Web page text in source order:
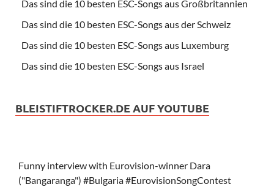
Das sind die 10 besten ESC-Songs aus Großbritannien
Das sind die 10 besten ESC-Songs aus der Schweiz
Das sind die 10 besten ESC-Songs aus Luxemburg
Das sind die 10 besten ESC-Songs aus Israel
BLEISTIFTROCKER.DE AUF YOUTUBE
Funny interview with Eurovision-winner Dara
("Bangaranga") #Bulgaria #EurovisionSongContest